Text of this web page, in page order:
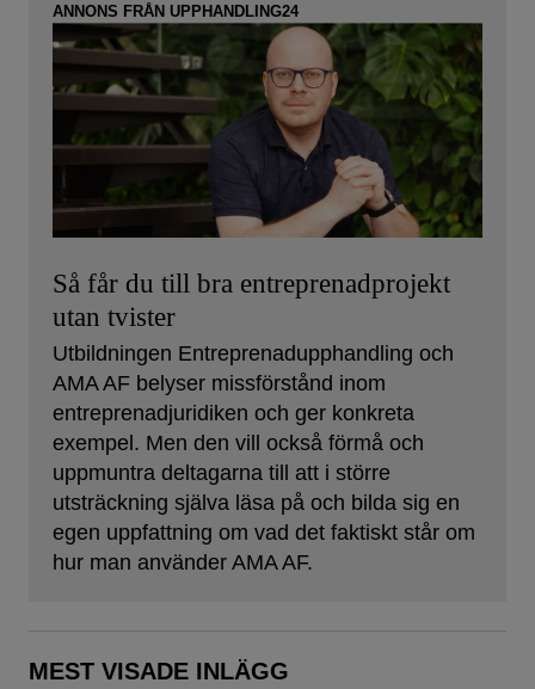
ANNONS FRÅN UPPHANDLING24
Så får du till bra entreprenadprojekt
utan tvister
Utbildningen Entreprenadupphandling och
AMA AF belyser missförstånd inom
entreprenadjuridiken och ger konkreta
exempel. Men den vill också förmå och
uppmuntra deltagarna till att i större
utsträckning själva läsa på och bilda sig en
egen uppfattning om vad det faktiskt står om
hur man använder AMA AF.
MEST VISADE INLÄGG